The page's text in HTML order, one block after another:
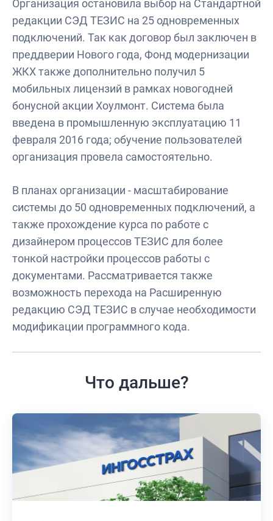
Организация остановила выбор на Стандартной
редакции СЭД ТЕЗИС на 25 одновременных
подключений. Так как договор был заключен в
преддверии Нового года, Фонд модернизации
ЖКХ также дополнительно получил 5
мобильных лицензий в рамках новогодней
бонусной акции Хоулмонт. Система была
введена в промышленную эксплуатацию 11
февраля 2016 года; обучение пользователей
организация провела самостоятельно.
В планах организации - масштабирование
системы до 50 одновременных подключений, а
также прохождение курса по работе с
дизайнером процессов ТЕЗИС для более
тонкой настройки процессов работы с
документами. Рассматривается также
возможность перехода на Расширенную
редакцию СЭД ТЕЗИС в случае необходимости
модификации программного кода.
Что дальше?